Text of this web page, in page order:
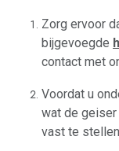
Zorg ervoor
bijgevoegde
contact met
Voordat u
wat de
vast te